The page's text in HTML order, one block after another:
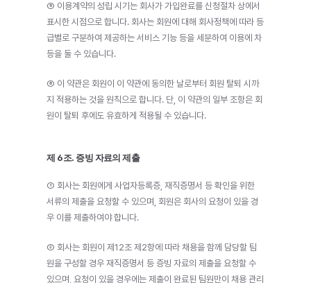
⑤ 이용계약의 성립 시기는 회사가 가입완료를 신청절차 상에서
표시한 시점으로 합니다. 회사는 회원에 대해 회사정책에 따라 등
급별로 구분하여 제공하는 서비스 기능 등을 세분하여 이용에 차
등을 둘 수 있습니다.
⑥ 이 약관은 회원이 이 약관에 동의한 날로부터 회원 탈퇴 시까
지 적용하는 것을 원칙으로 합니다. 단, 이 약관의 일부 조항은 회
원이 탈퇴 후에도 유효하게 적용될 수 있습니다.
제 6조. 증빙 자료의 제출
① 회사는 회원에게 사업자등록증, 재직증명서 등 확인을 위한
서류의 제출을 요청할 수 있으며, 회원은 회사의 요청이 있을 경
우 이를 제출하여야 합니다.
② 회사는 회원이 제12조 제2항에 따라 채용을 함께 담당할 팀
원을 구성할 경우 재직증명서 등 증빙 자료의 제출을 요청할 수
있으며, 요청이 있을 경우에는 제출이 완료된 팀원만이 채용 관리